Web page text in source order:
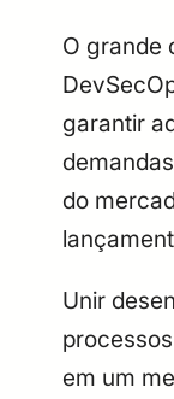
O grande
garantir
do
Unir
em um